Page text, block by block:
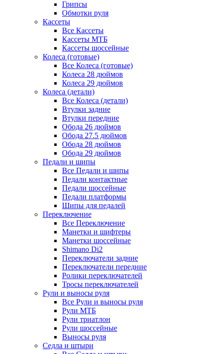
Грипсы
Обмотки руля
Кассеты
Все Кассеты
Кассеты МТБ
Кассеты шоссейные
Колеса (готовые)
Все Колеса (готовые)
Колеса 28 дюймов
Колеса 29 дюймов
Колеса (детали)
Все Колеса (детали)
Втулки задние
Втулки передние
Обода 26 дюймов
Обода 27.5 дюймов
Обода 28 дюймов
Обода 29 дюймов
Педали и шипы
Все Педали и шипы
Педали контактные
Педали шоссейные
Педали платформы
Шипы для педалей
Переключение
Все Переключение
Манетки и шифтеры
Манетки шоссейные
Shimano Di2
Переключатели задние
Переключатели передние
Ролики переключателей
Тросы переключателей
Рули и выносы руля
Все Рули и выносы руля
Рули МТБ
Рули триатлон
Рули шоссейные
Выносы руля
Седла и штыри